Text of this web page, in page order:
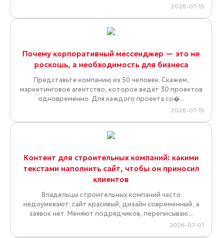
2026-07-15
Почему корпоративный мессенджер — это не
роскошь, а необходимость для бизнеса
Представьте компанию из 50 человек. Скажем,
маркетинговое агентство, которое ведёт 30 проектов
одновременно. Для каждого проекта со�...
2026-07-15
Контент для строительных компаний: какими
текстами наполнить сайт, чтобы он приносил
клиентов
Владельцы строительных компаний часто
недоумевают: сайт красивый, дизайн современный, а
заявок нет. Меняют подрядчиков, переписываю...
2026-07-01